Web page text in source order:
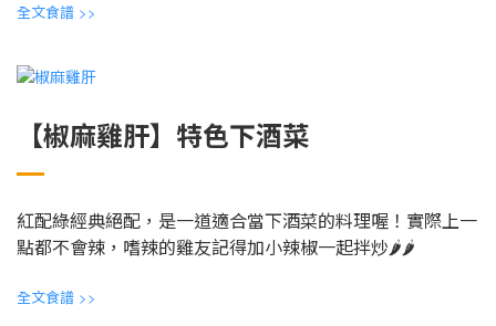
全文食譜 >>
【椒麻雞肝】特色下酒菜
紅配綠經典絕配，是一道適合當下酒菜的料理喔！實際上一
點都不會辣，嗜辣的雞友記得加小辣椒一起拌炒🌶🌶
全文食譜 >>